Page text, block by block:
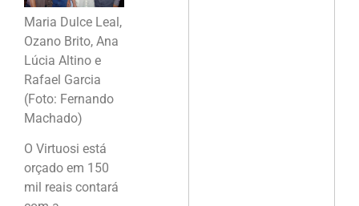
Maria Dulce Leal,
Ozano Brito, Ana
Lúcia Altino e
Rafael Garcia
(Foto: Fernando
Machado)
O Virtuosi está
orçado em 150
mil reais contará